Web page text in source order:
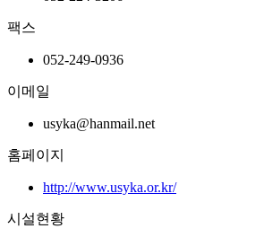
팩스
052-249-0936
이메일
usyka@hanmail.net
홈페이지
http://www.usyka.or.kr/
시설현황